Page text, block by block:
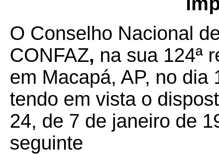
O Conselho Nacional
CONFAZ, na sua 124ª
em Macapá, AP, no dia
tendo em vista o
24, de 7 de janeiro de
seguinte